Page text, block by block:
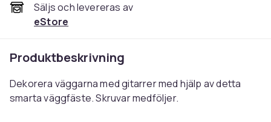
Säljs och levereras av
eStore
Produktbeskrivning
Dekorera väggarna med gitarrer med hjälp av detta
smarta väggfäste. Skruvar medföljer.